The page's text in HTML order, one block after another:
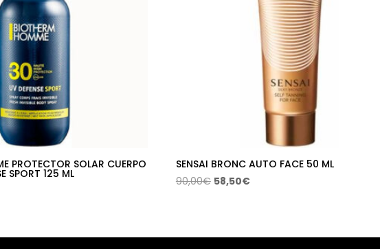
PROTECTOR SOLAR CUERPO
SPORT 125 ML
SENSAI BRONC AUTO FACE 50 ML
90,00€ El
58,50€El